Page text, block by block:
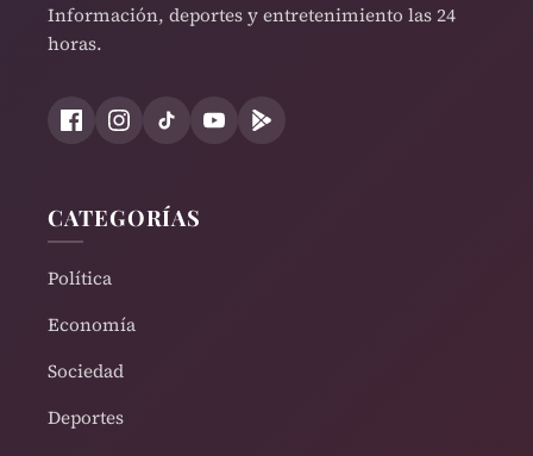
Información, deportes y entretenimiento las 24
horas.
CATEGORÍAS
Política
Economía
Sociedad
Deportes